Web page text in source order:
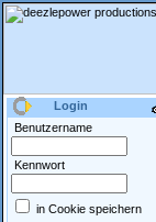
Login
Benutzername
Kennwort
in Cookie speichern